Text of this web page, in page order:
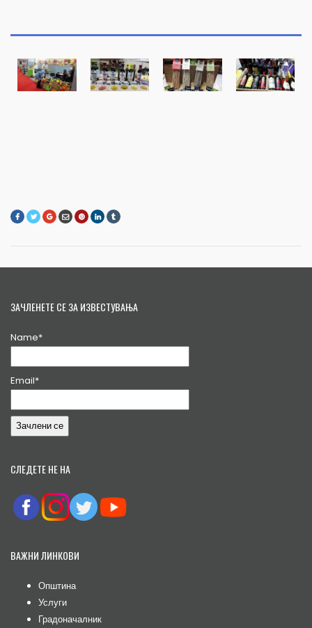
ЗАЧЛЕНЕТЕ СЕ ЗА ИЗВЕСТУВАЊА
Name*
Email*
СЛЕДЕТЕ НЕ НА
ВАЖНИ ЛИНКОВИ
Општина
Услуги
Градоначалник